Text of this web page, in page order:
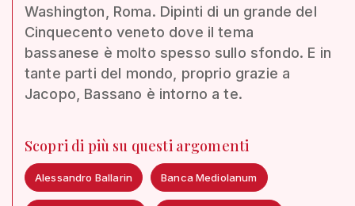
Washington, Roma. Dipinti di un grande del
Cinquecento veneto dove il tema
bassanese è molto spesso sullo sfondo. E in
tante parti del mondo, proprio grazie a
Jacopo, Bassano è intorno a te.
Scopri di più su questi argomenti
Alessandro Ballarin Banca Mediolanum